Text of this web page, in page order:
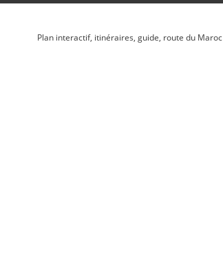
Plan interactif, itinéraires, guide, route du Maroc